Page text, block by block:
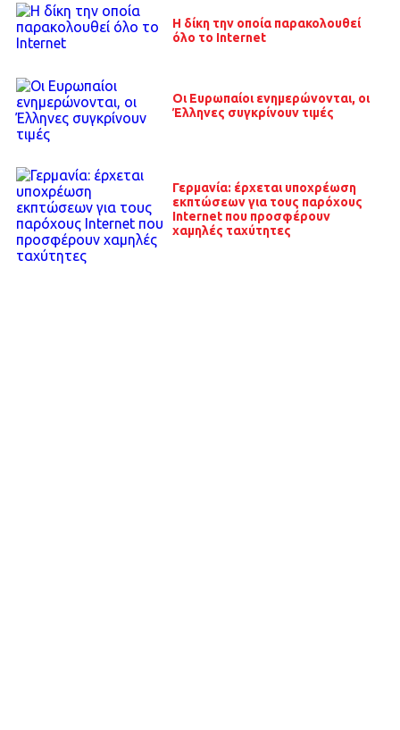
Η δίκη την οποία παρακολουθεί
όλο το Internet
Οι Ευρωπαίοι ενημερώνονται, οι
Έλληνες συγκρίνουν τιμές
Γερμανία: έρχεται υποχρέωση
εκπτώσεων για τους παρόχους
Internet που προσφέρουν
χαμηλές ταχύτητες